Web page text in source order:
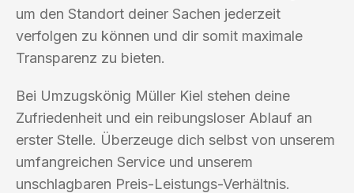
um den Standort deiner Sachen jederzeit
verfolgen zu können und dir somit maximale
Transparenz zu bieten.
Bei Umzugskönig Müller Kiel stehen deine
Zufriedenheit und ein reibungsloser Ablauf an
erster Stelle. Überzeuge dich selbst von unserem
umfangreichen Service und unserem
unschlagbaren Preis-Leistungs-Verhältnis.